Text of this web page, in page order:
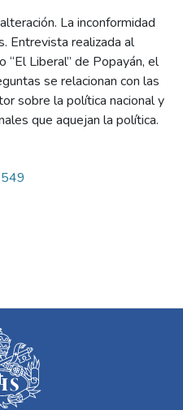
La inconformidad
Entrevista realizada al
Liberal” de Popayán, el
se relacionan con las
sobre la política nacional y
que aquejan la política.